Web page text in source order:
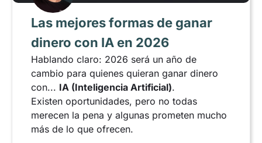
Las mejores formas de ganar
dinero con IA en 2026
Hablando claro: 2026 será un año de
cambio para quienes quieran ganar dinero
con... IA (Inteligencia Artificial).
Existen oportunidades, pero no todas
merecen la pena y algunas prometen mucho
más de lo que ofrecen.